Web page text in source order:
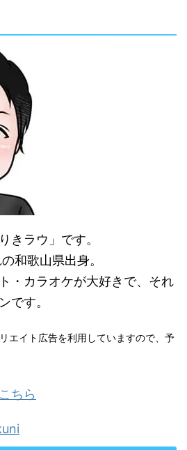
きラウ」です。
和歌山県出身。
・カラオケが大好きで、それ
です。
エイト広告を利用していますので、予
ちら